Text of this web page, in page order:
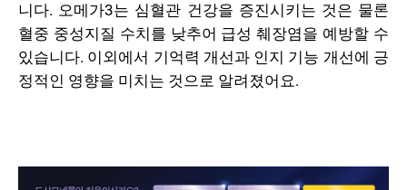
니다. 오메가3는 심혈관 건강을 증진시키는 것은 물론
혈중 중성지질 수치를 낮추어 급성 췌장염을 예방할 수
있습니다. 이외에서 기억력 개선과 인지 기능 개선에 긍
정적인 영향을 미치는 것으로 알려졌어요.